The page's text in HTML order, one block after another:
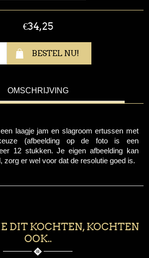
€34,25
OMSCHRIJVING
laagje jam en slagroom ertussen met
(afbeelding op de foto is een
12 stukken. Je eigen afbeelding kan
zorg er wel voor dat de resolutie goed is.
DIT KOCHTEN, KOCHTEN
OOK..